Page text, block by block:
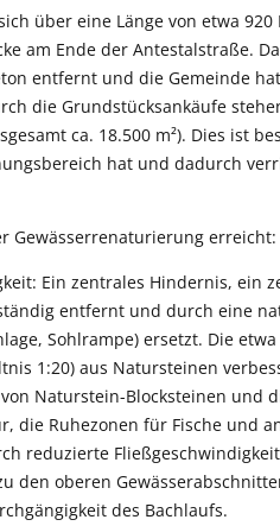
über eine Länge von etwa
am Ende der Antestalstraße.
entfernt und die Gemeinde
die Grundstücksankäufe
ca. 18.500 m²). Dies ist
hat und dadurch
Gewässerrenaturierung erreicht:
Ein zentrales Hindernis, ein
entfernt und durch eine
Sohlrampe) ersetzt. Die
1:20) aus Natursteinen
Naturstein-Blocksteinen und
die Ruhezonen für Fische und
reduzierte
den oberen
des Bachlaufs.